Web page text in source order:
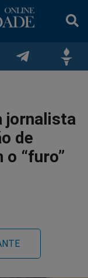
no
Telegram
no
Gettr
jornalista
de
“furo”